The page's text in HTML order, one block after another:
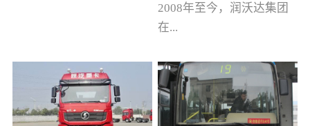
2008年至今，润沃达集团
在...
中国累计升级改造非道路
运输车辆10000余辆，涵盖